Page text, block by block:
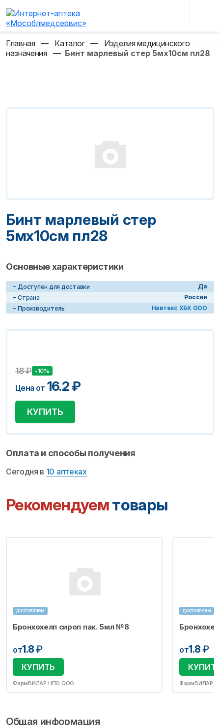
Главная — Каталог — Изделия медицинского
назначения
— Бинт марлевый стер 5мх10см пл28
Бинт марлевый стер
5мх10см пл28
Основные характеристики
Доступен для доставки
Да
Страна
Россия
Производитель
Навтекс ХБК ООО
18₽ -10%
Цена от 16.2₽
КУПИТЬ
Оплата и способы получения
Сегодня в 10 аптеках
Рекомендуемтовары
доставляем
Бронхохелп сироп пак. 5мл №8
от1.8₽
КУПИТЬ
ФармВИЛАР НПО ООО
доставляем
от1.8₽
ФармВИЛАР
Общая информация